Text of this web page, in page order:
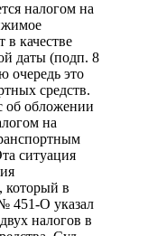
налогом на
в качестве
даты (подп. 8
очередь это
средств.
об обложении
на
ситуация
который в
451-О указал
налогов в